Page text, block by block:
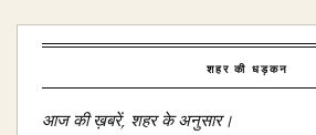
शहर की धड़कन
आज की ख़बरें, शहर के अनुसार।